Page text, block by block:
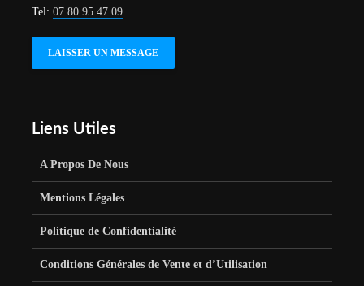
Tel: 07.80.95.47.09
LAISSER UN MESSAGE
Liens Utiles
A Propos De Nous
Mentions Légales
Politique de Confidentialité
Conditions Générales de Vente et d’Utilisation